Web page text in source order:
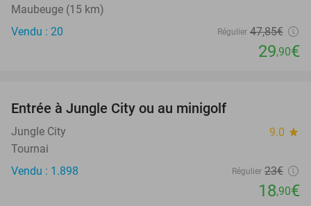
Maubeuge (15 km)
Vendu : 20
Régulier 47,85€
29,90€
Entrée à Jungle City ou au minigolf
Jungle City 9.0 star
Tournai
Vendu : 1.898
Régulier 23€
18,90€